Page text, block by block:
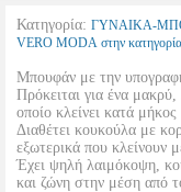
Κατηγορία: ΓΥΝΑΙΚΑ-
VERO MODA στην
Μπουφάν με την
Πρόκειται για ένα
οποίο κλείνει κατά
Διαθέτει κουκούλα με
εξωτερικά που κλείνουν
Έχει ψηλή λαιμόκοψη,
και ζώνη στην μέση από